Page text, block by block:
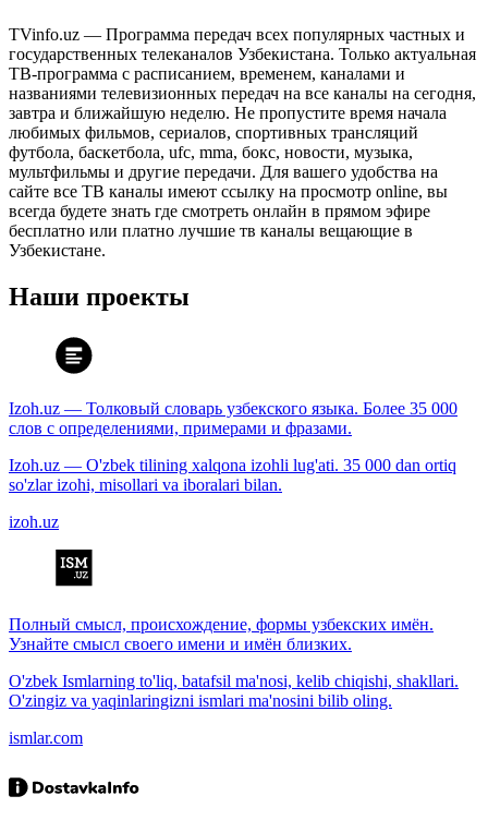
TVinfo.uz — Программа передач всех популярных частных и
государственных телеканалов Узбекистана. Только актуальная
ТВ-программа с расписанием, временем, каналами и
названиями телевизионных передач на все каналы на сегодня,
завтра и ближайшую неделю. Не пропустите время начала
любимых фильмов, сериалов, спортивных трансляций
футбола, баскетбола, ufc, mma, бокс, новости, музыка,
мультфильмы и другие передачи. Для вашего удобства на
сайте все ТВ каналы имеют ссылку на просмотр online, вы
всегда будете знать где смотреть онлайн в прямом эфире
бесплатно или платно лучшие тв каналы вещающие в
Узбекистане.
Наши проекты
Izoh.uz — Толковый словарь узбекского языка. Более 35 000
слов с определениями, примерами и фразами.
Izoh.uz — O'zbek tilining xalqona izohli lug'ati. 35 000 dan ortiq
so'zlar izohi, misollari va iboralari bilan.
izoh.uz
Полный смысл, происхождение, формы узбекских имён.
Узнайте смысл своего имени и имён близких.
O'zbek Ismlarning to'liq, batafsil ma'nosi, kelib chiqishi, shakllari.
O'zingiz va yaqinlaringizni ismlari ma'nosini bilib oling.
ismlar.com